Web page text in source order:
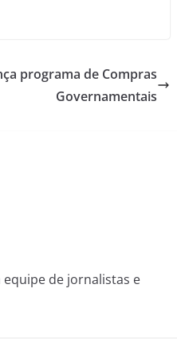
programa de Compras
Governamentais
de jornalistas e